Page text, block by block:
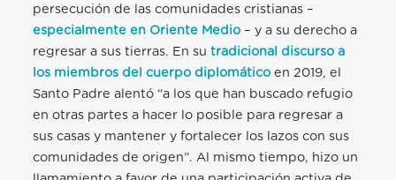
persecución de las comunidades cristianas –
especialmente en Oriente Medio – y a su derecho a
regresar a sus tierras. En sutradicional discurso a
los miembros del cuerpo diplomático en 2019, el
Santo Padre alentó “a los que han buscado refugio
en otras partes a hacer lo posible para regresar a
sus casas y mantener y fortalecer los lazos con sus
comunidades de origen”. Al mismo tiempo, hizo un